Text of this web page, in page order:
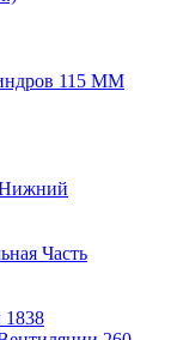
115 ММ
Нижний
Часть